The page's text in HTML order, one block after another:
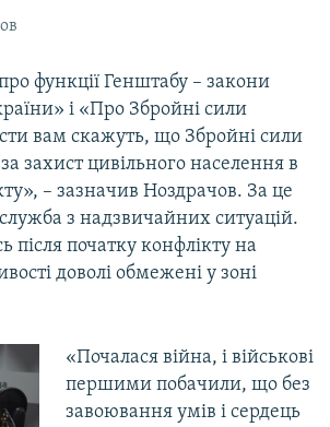
функції Генштабу – закони
і «Про Збройні сили
вам скажуть, що Збройні сили
захист цивільного населення в
– зазначив Ноздрачов. За це
з надзвичайних ситуацій.
після початку конфлікту на
доволі обмежені у зоні
«Почалася війна, і військові
першими побачили, що без
завоювання умів і сердець